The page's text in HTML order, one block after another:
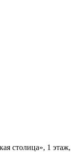
столица», 1